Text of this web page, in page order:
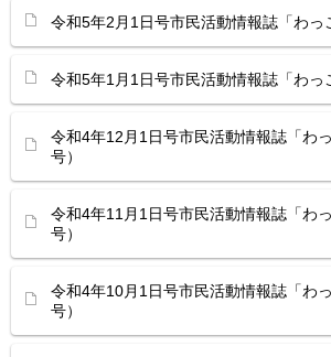
令和5年2月1日号市民活動情報誌「わっ
令和5年1月1日号市民活動情報誌「わっ
令和4年12月1日号市民活動情報誌「わ
号）
令和4年11月1日号市民活動情報誌「わ
号）
令和4年10月1日号市民活動情報誌「わ
号）